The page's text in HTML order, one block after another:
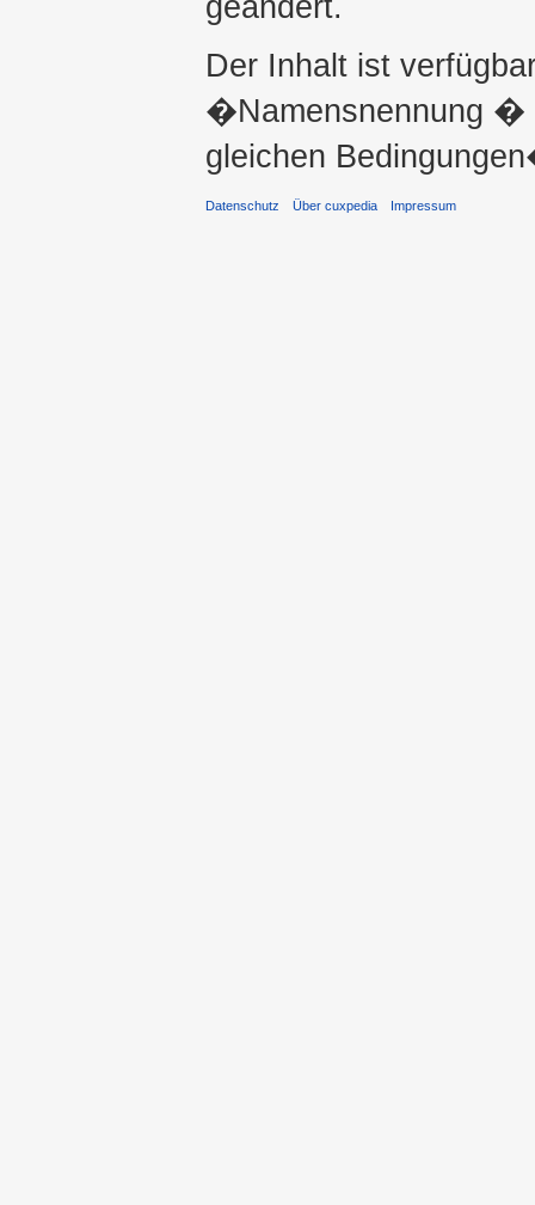
Der Inhalt ist
�Namensnennung �
gleichen
Datenschutz Über cuxpedia Impressum